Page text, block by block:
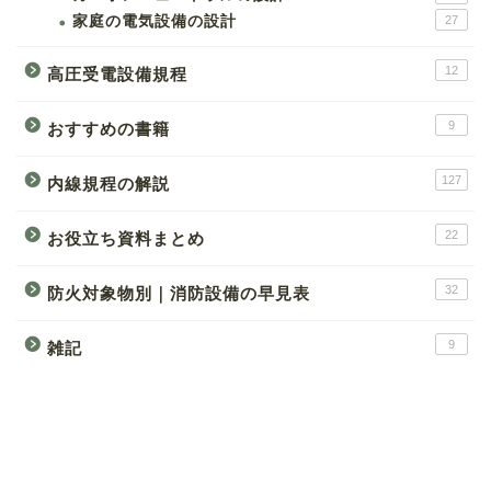
家庭の電気設備の設計 27
高圧受電設備規程 12
おすすめの書籍 9
内線規程の解説 127
お役立ち資料まとめ 22
防火対象物別｜消防設備の早見表 32
雑記 9